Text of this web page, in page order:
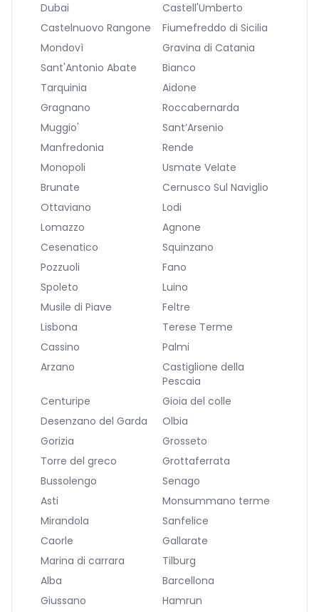
Dubai
Castell'Umberto
Castelnuovo Rangone
Fiumefreddo di Sicilia
Mondovì
Gravina di Catania
Sant'Antonio Abate
Bianco
Tarquinia
Aidone
Gragnano
Roccabernarda
Muggio'
Sant’Arsenio
Manfredonia
Rende
Monopoli
Usmate Velate
Brunate
Cernusco Sul Naviglio
Ottaviano
Lodi
Lomazzo
Agnone
Cesenatico
Squinzano
Pozzuoli
Fano
Spoleto
Luino
Musile di Piave
Feltre
Lisbona
Terese Terme
Cassino
Palmi
Arzano
Castiglione della
Pescaia
Centuripe
Gioia del colle
Desenzano del Garda
Olbia
Gorizia
Grosseto
Torre del greco
Grottaferrata
Bussolengo
Senago
Asti
Monsummano terme
Mirandola
Sanfelice
Caorle
Gallarate
Marina di carrara
Tilburg
Alba
Barcellona
Giussano
Hamrun